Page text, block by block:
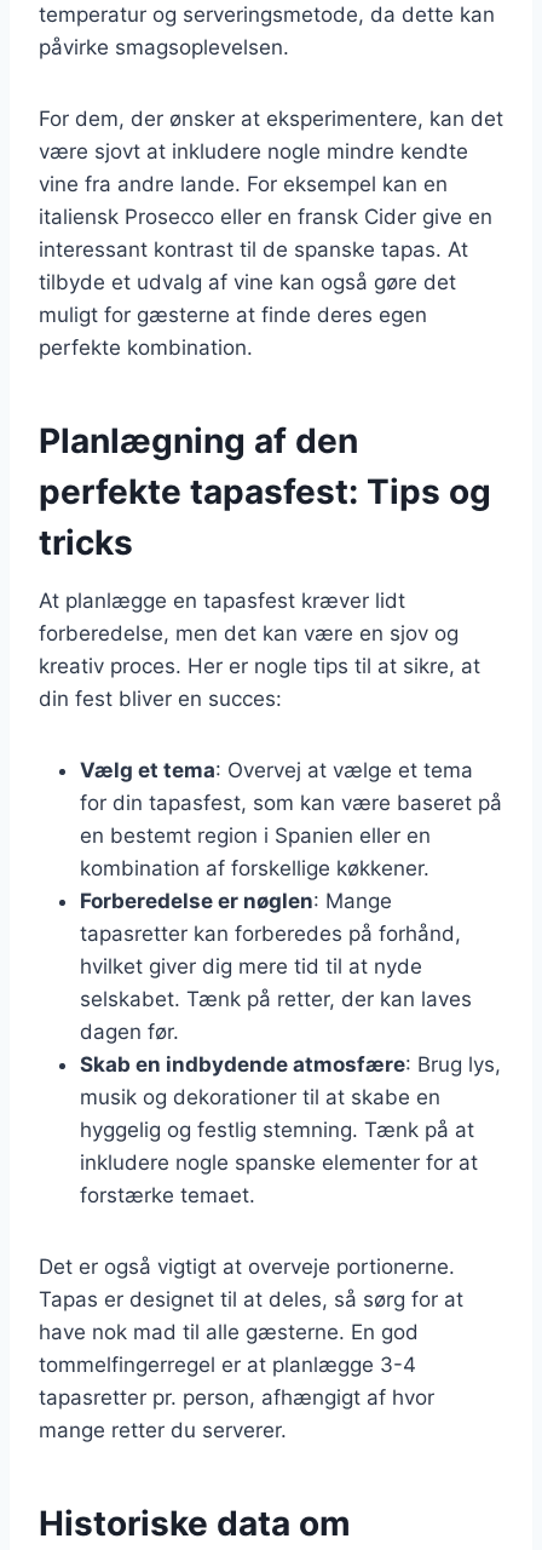
temperatur og serveringsmetode, da dette kan
påvirke smagsoplevelsen.
For dem, der ønsker at eksperimentere, kan det
være sjovt at inkludere nogle mindre kendte
vine fra andre lande. For eksempel kan en
italiensk Prosecco eller en fransk Cider give en
interessant kontrast til de spanske tapas. At
tilbyde et udvalg af vine kan også gøre det
muligt for gæsterne at finde deres egen
perfekte kombination.
Planlægning af den
perfekte tapasfest: Tips og
tricks
At planlægge en tapasfest kræver lidt
forberedelse, men det kan være en sjov og
kreativ proces. Her er nogle tips til at sikre, at
din fest bliver en succes:
Vælg et tema: Overvej at vælge et tema
for din tapasfest, som kan være baseret på
en bestemt region i Spanien eller en
kombination af forskellige køkkener.
Forberedelse er nøglen: Mange
tapasretter kan forberedes på forhånd,
hvilket giver dig mere tid til at nyde
selskabet. Tænk på retter, der kan laves
dagen før.
Skab en indbydende atmosfære: Brug lys,
musik og dekorationer til at skabe en
hyggelig og festlig stemning. Tænk på at
inkludere nogle spanske elementer for at
forstærke temaet.
Det er også vigtigt at overveje portionerne.
Tapas er designet til at deles, så sørg for at
have nok mad til alle gæsterne. En god
tommelfingerregel er at planlægge 3-4
tapasretter pr. person, afhængigt af hvor
mange retter du serverer.
Historiske data om